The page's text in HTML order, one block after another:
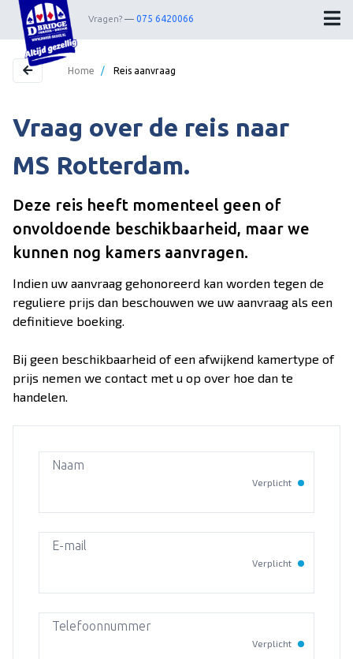
Vragen? 075 6420066
Home
Webshop
Nieuwsbrief
Contact
Wedstrijdleiders
Over Dekker-Bridge
Home / Reis aanvraag
Vraag over de reis naar
MS Rotterdam.
Deze reis heeft momenteel geen of
onvoldoende beschikbaarheid, maar we
kunnen nog kamers aanvragen.
Indien uw aanvraag gehonoreerd kan worden tegen de
reguliere prijs dan beschouwen we uw aanvraag als een
definitieve boeking.
Bij geen beschikbaarheid of een afwijkend kamertype of
prijs nemen we contact met u op over hoe dan te
handelen.
Naam
Verplicht
E-mail
Verplicht
Telefoonnummer
Verplicht